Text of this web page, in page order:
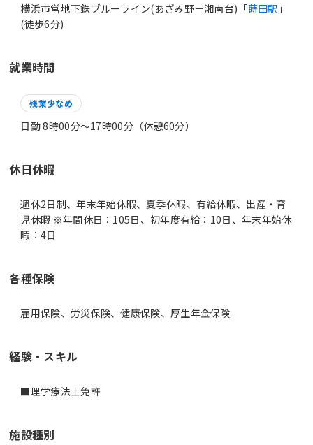
横浜市営地下鉄ブルーライン(あざみ野－湘南台)「蒔田駅 」
(徒歩6分)
就業時間
残業少なめ
日勤 8時00分〜17時00分（休憩60分）
休日休暇
週休2日制、年末年始休暇、夏季休暇、有給休暇、出産・育
児休暇 ※年間休日：105日、初年度有給：10日、年末年始休
暇：4日
各種保険
雇用保険、労災保険、健康保険、厚生年金保険
経験・スキル
■理学療法士免許
施設種別